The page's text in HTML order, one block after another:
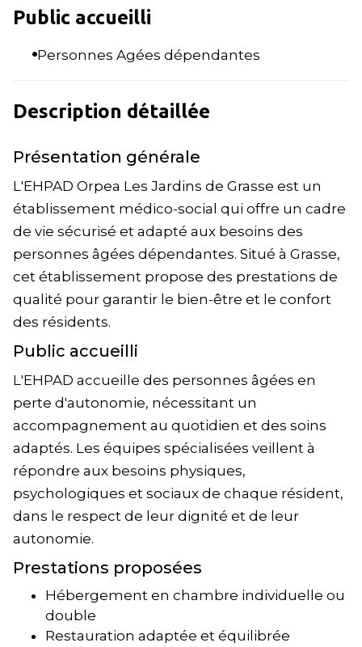
Public accueilli
Personnes Agées dépendantes
Description détaillée
Présentation générale
L'EHPAD Orpea Les Jardins de Grasse est un
établissement médico-social qui offre un cadre
de vie sécurisé et adapté aux besoins des
personnes âgées dépendantes. Situé à Grasse,
cet établissement propose des prestations de
qualité pour garantir le bien-être et le confort
des résidents.
Public accueilli
L'EHPAD accueille des personnes âgées en
perte d'autonomie, nécessitant un
accompagnement au quotidien et des soins
adaptés. Les équipes spécialisées veillent à
répondre aux besoins physiques,
psychologiques et sociaux de chaque résident,
dans le respect de leur dignité et de leur
autonomie.
Prestations proposées
Hébergement en chambre individuelle ou
double
Restauration adaptée et équilibrée